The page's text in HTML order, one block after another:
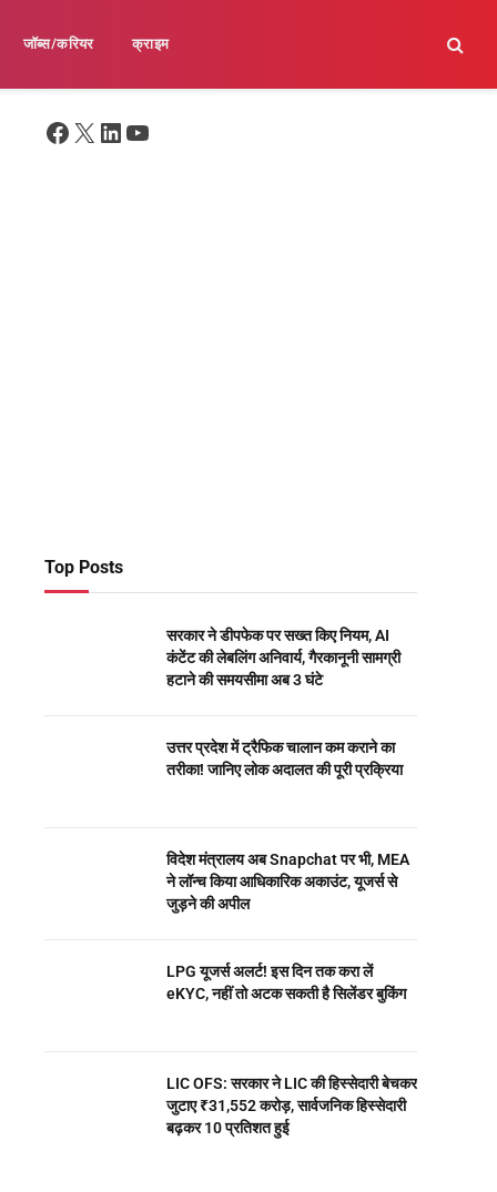
जॉब्स/करियर क्राइम
Facebook
X LinkedIn
YouTube
Top Posts
सरकार ने डीपफेक पर सख्त किए नियम, AI
कंटेंट की लेबलिंग अनिवार्य, गैरकानूनी सामग्री
हटाने की समयसीमा अब 3 घंटे
उत्तर प्रदेश में ट्रैफिक चालान कम कराने का
तरीका! जानिए लोक अदालत की पूरी प्रक्रिया
विदेश मंत्रालय अब Snapchat पर भी, MEA
ने लॉन्च किया आधिकारिक अकाउंट, यूजर्स से
जुड़ने की अपील
LPG यूजर्स अलर्ट! इस दिन तक करा लें
eKYC, नहीं तो अटक सकती है सिलेंडर बुकिंग
LIC OFS: सरकार ने LIC की हिस्सेदारी बेचकर
जुटाए ₹31,552 करोड़, सार्वजनिक हिस्सेदारी
बढ़कर 10 प्रतिशत हुई